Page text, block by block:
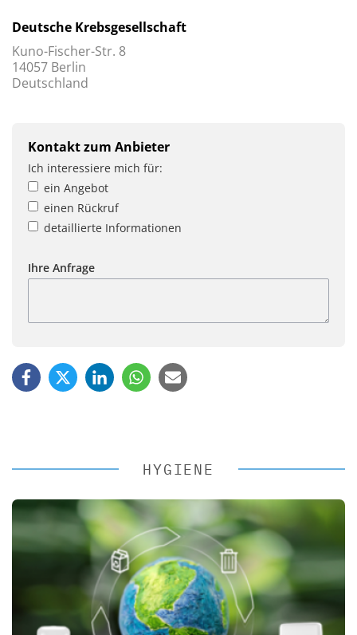
Deutsche Krebsgesellschaft
Kuno-Fischer-Str. 8
14057 Berlin
Deutschland
Kontakt zum Anbieter
Ich interessiere mich für:
ein Angebot
einen Rückruf
detaillierte Informationen
Ihre Anfrage
HYGIENE